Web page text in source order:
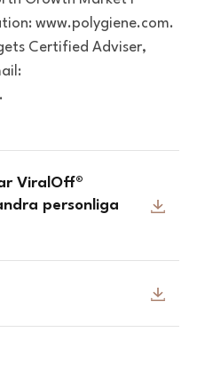
www.polygiene.com.
Certified Adviser,
ViralOff®
personliga